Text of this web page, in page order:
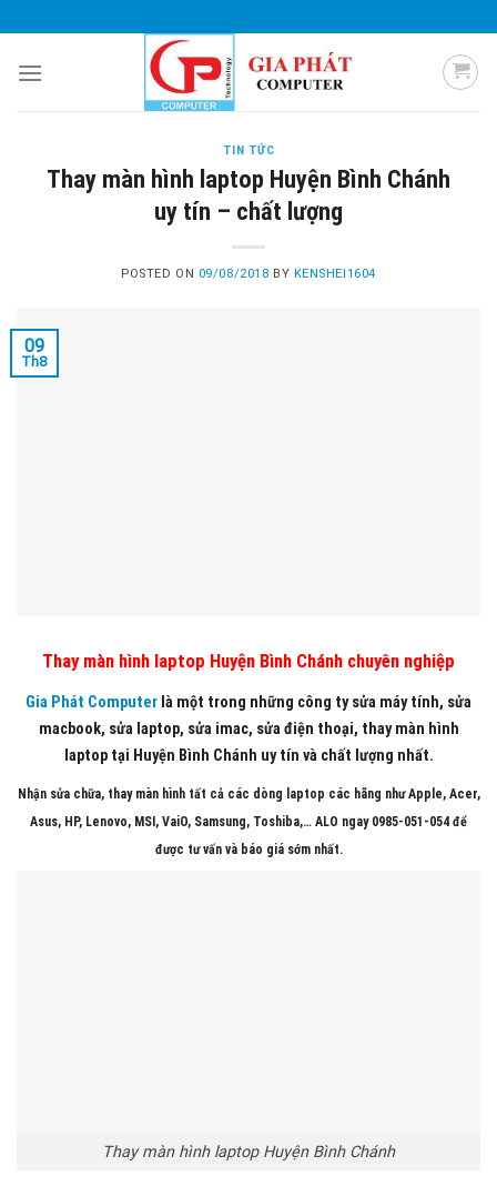
to
content
TIN TỨC
Thay màn hình laptop Huyện Bình Chánh
uy tín – chất lượng
POSTED ON 09/08/2018 BY KENSHEI1604
09
Th8
Thay màn hình laptop Huyện Bình Chánh chuyên nghiệp
Gia Phát Computer là một trong những công ty sửa máy tính, sửa
macbook, sửa laptop, sửa imac, sửa điện thoại, thay màn hình
laptop tại Huyện Bình Chánh uy tín và chất lượng nhất.
Nhận sửa chữa, thay màn hình tất cả các dòng laptop các hãng như Apple, Acer,
Asus, HP, Lenovo, MSI, VaiO, Samsung, Toshiba,… ALO ngay 0985-051-054 để
được tư vấn và báo giá sớm nhất.
Thay màn hình laptop Huyện Bình Chánh